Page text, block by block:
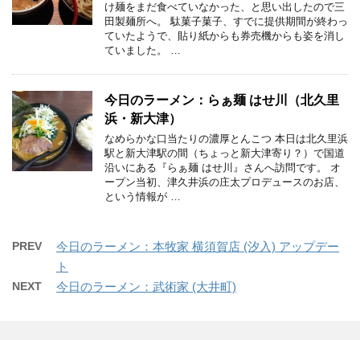
け麺をまだ食べていなかった、と思い出したので三
田製麺所へ。 駄菓子菓子、すでに提供期間が終わっ
ていたようで、貼り紙からも券売機からも姿を消し
ていました。 …
今日のラーメン：らぁ麺 はせ川（北久里
浜・新大津）
なめらかな口当たりの濃厚とんこつ 本日は北久里浜
駅と新大津駅の間（ちょっと新大津寄り？）で国道
沿いにある『らぁ麺 はせ川』さんへ訪問です。 オ
ープン当初、津久井浜の庄太プロデュースのお店、
という情報が …
PREV
今日のラーメン：本牧家 横須賀店 (汐入) アップデー
ト
NEXT 今日のラーメン：武術家 (大井町)